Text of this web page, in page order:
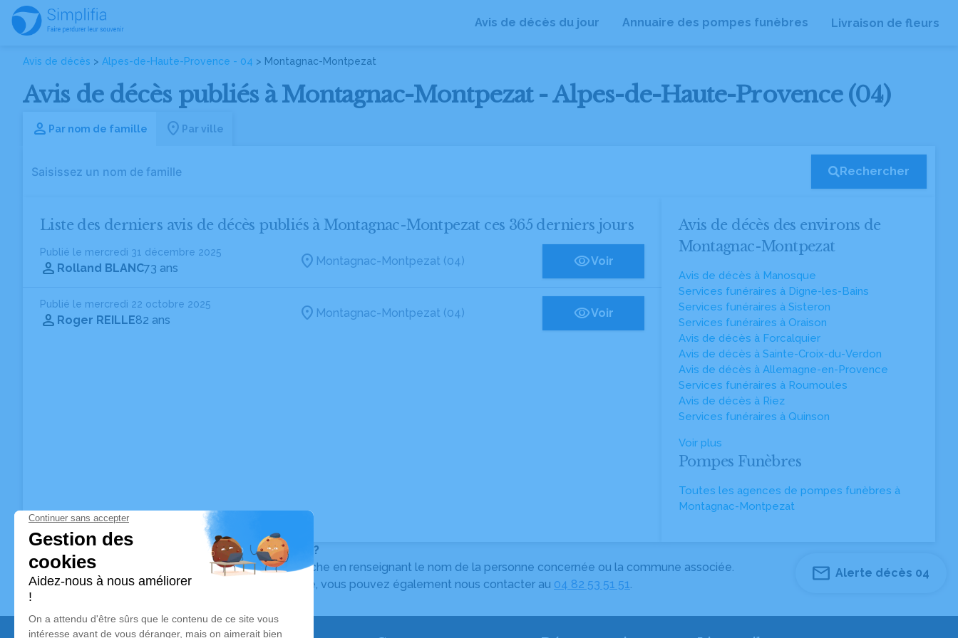
Avis de décès du jour Annuaire des pompes funèbres Livraison de fleurs
Avis de décès > Alpes-de-Haute-Provence - 04 > Montagnac-Montpezat
Avis de décès publiés à Montagnac-Montpezat - Alpes-de-Haute-Provence (04)
Par nom de famille Par ville
Rechercher
Liste des derniers avis de décès publiés à Montagnac-Montpezat ces 365 derniers jours
Publié le mercredi 31 décembre 2025
Rolland BLANC73 ans
Montagnac-Montpezat (04) Voir
Publié le mercredi 22 octobre 2025
Roger REILLE82 ans
Montagnac-Montpezat (04) Voir
Avis de décès des environs de
Montagnac-Montpezat
Avis de décès à Manosque
Services funéraires à Digne-les-Bains
Services funéraires à Sisteron
Services funéraires à Oraison
Avis de décès à Forcalquier
Avis de décès à Sainte-Croix-du-Verdon
Avis de décès à Allemagne-en-Provence
Services funéraires à Roumoules
Avis de décès à Riez
Services funéraires à Quinson
Voir plus
Pompes Funèbres
Toutes les agences de pompes funèbres à
Montagnac-Montpezat
Vous ne trouvez pas l’avis de décès recherché ?
Pour affiner votre recherche, utilisez la barre de recherche en renseignant le nom de la personne concernée ou la commune associée.
Pour toute question relative au fonctionnement du site, vous pouvez également nous contacter au 04 82 53 51 51.
Alerte décès 04